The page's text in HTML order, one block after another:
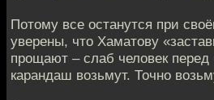
Потому все останутся при
уверены, что Хаматову
прощают – слаб человек
карандаш возьмут. Точно